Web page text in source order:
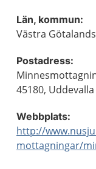
Län, kommun:
Västra
Postadress:
45180, Uddevalla
Webbplats:
http://
mottagningar/